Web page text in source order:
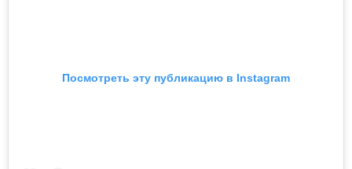
Посмотреть эту публикацию в Instagram